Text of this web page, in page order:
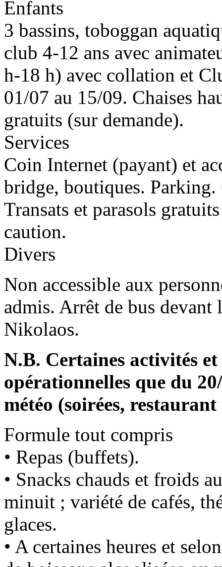
Enfants
3 bassins, toboggan
club 4-12 ans avec
h-18 h) avec collation et
01/07 au 15/09. Chaises
gratuits (sur demande).
Services
Coin Internet (payant) et
bridge, boutiques. Parking.
Transats et parasols
caution.
Divers
Non accessible aux
admis. Arrêt de bus
Nikolaos.
N.B. Certaines activités
opérationnelles que du
météo (soirées,
Formule tout compris
• Repas (buffets).
• Snacks chauds et froids
minuit ; variété de cafés,
glaces.
• A certaines heures et